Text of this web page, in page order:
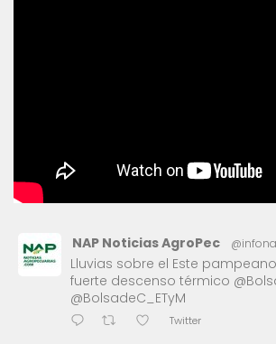
NAP Noticias AgroPec
Lluvias sobre el Este
fuerte descenso térmico
@BolsadeC_ETyM
Twitter